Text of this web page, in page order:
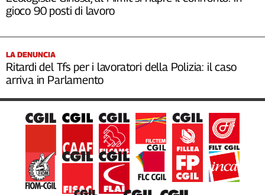
gioco 90 posti di lavoro
LA DENUNCIA
Ritardi del Tfs per i lavoratori della Polizia: il caso
arriva in Parlamento